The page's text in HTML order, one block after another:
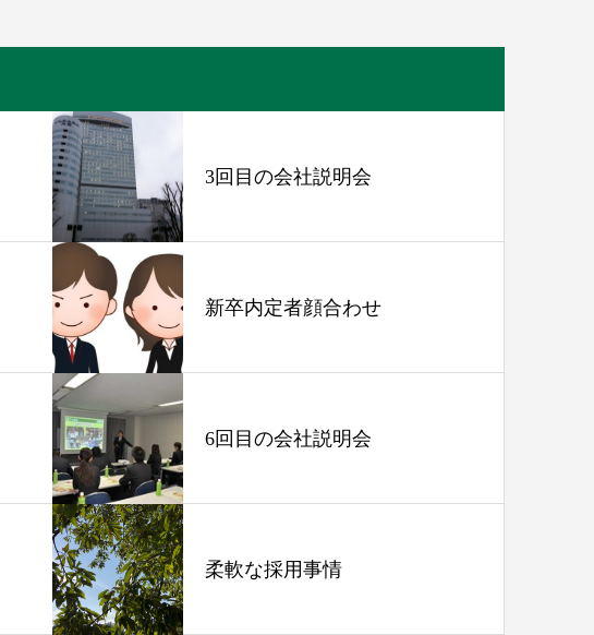
3回目の会社説明会
新卒内定者顔合わせ
6回目の会社説明会
柔軟な採用事情